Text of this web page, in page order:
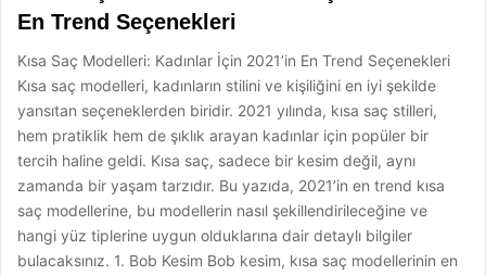
En Trend Seçenekleri
Kısa Saç Modelleri: Kadınlar İçin 2021’in En Trend Seçenekleri
Kısa saç modelleri, kadınların stilini ve kişiliğini en iyi şekilde
yansıtan seçeneklerden biridir. 2021 yılında, kısa saç stilleri,
hem pratiklik hem de şıklık arayan kadınlar için popüler bir
tercih haline geldi. Kısa saç, sadece bir kesim değil, aynı
zamanda bir yaşam tarzıdır. Bu yazıda, 2021’in en trend kısa
saç modellerine, bu modellerin nasıl şekillendirileceğine ve
hangi yüz tiplerine uygun olduklarına dair detaylı bilgiler
bulacaksınız. 1. Bob Kesim Bob kesim, kısa saç modellerinin en